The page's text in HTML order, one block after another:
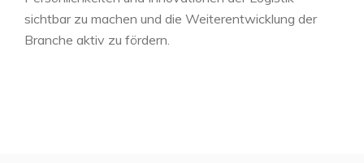
sichtbar zu machen und die Weiterentwicklung der
Branche aktiv zu fördern.